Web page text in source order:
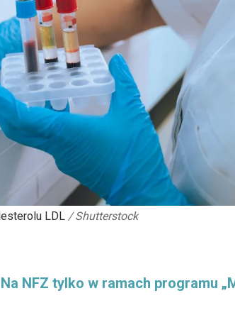
LDL / Shutterstock
NFZ tylko w ramach programu